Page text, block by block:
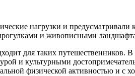
нагрузки и
и живописными
для таких
и культурными
физической активностью и с